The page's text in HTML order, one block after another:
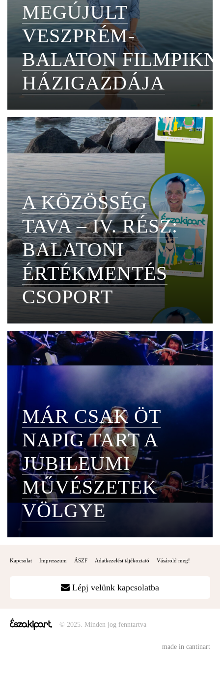
MEGÚJULT
VESZPRÉM-
BALATON
HÁZIGAZDÁJA
A KÖZÖSSÉG
TAVA – IV. RÉSZ:
BALATONI
ÉRTÉKMENTÉS
CSOPORT
MÁR CSAK ÖT
NAPIG TART A
JUBILEUMI
MŰVÉSZETEK
VÖLGYE
Kapcsolat Impresszum ÁSZF Adatkezelési tájékoztató Vásárold meg!
Lépj velünk kapcsolatba
© 2025. Minden jog fenntartva
made in cantinart